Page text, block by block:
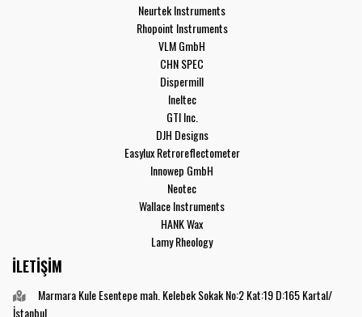
Neurtek Instruments
Rhopoint Instruments
VLM GmbH
CHN SPEC
Dispermill
Ineltec
GTI Inc.
DJH Designs
Easylux Retroreflectometer
Innowep GmbH
Neotec
Wallace Instruments
HANK Wax
Lamy Rheology
İLETİŞİM
Marmara Kule Esentepe mah. Kelebek Sokak No:2 Kat:19 D:165 Kartal/
İstanbul